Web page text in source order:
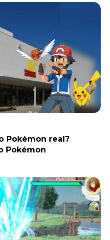
Pokémon real?
Pokémon